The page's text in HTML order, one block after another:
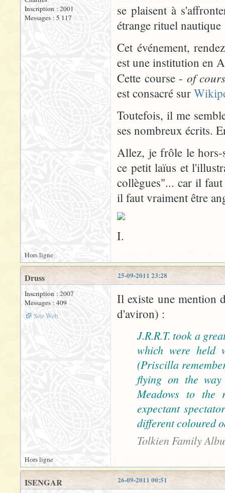
Inscription : 2001
Messages : 5 117
se plaisent à
étrange rituel
Cet événement,
est une institution en
Cette course - of
est consacré sur
Toutefois, il me
ses nombreux écrits.
Allez, je frôle le hors-
ce petit laïus et
collègues"... car il
il faut vraiment être
I.
Hors ligne
25-09-2011 23:28
Druss
Inscription : 2007
Messages : 409
Site Web
Il existe une mention
d'aviron) :
J.R.R.T. took a
which were held
(Priscilla
flying on the
Meadows to the
expectant
different coloured
Tolkien Family
Hors ligne
26-09-2011 00:51
ISENGAR